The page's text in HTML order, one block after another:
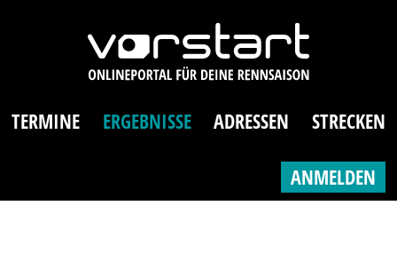
TERMINE ERGEBNISSE ADRESSEN STRECKEN
ANMELDEN